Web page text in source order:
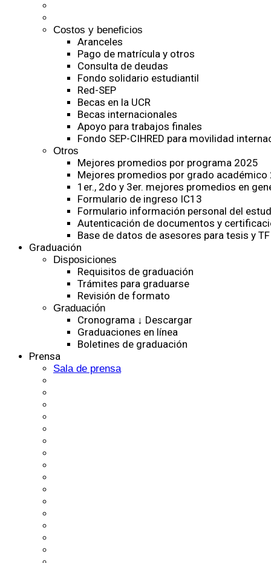
Costos y beneficios
Aranceles
Pago de matrícula y otros
Consulta de deudas
Fondo solidario estudiantil
Red-SEP
Becas en la UCR
Becas internacionales
Apoyo para trabajos finales
Fondo SEP-CIHRED para movilidad
Otros
Mejores promedios por programa 2025
Mejores promedios por grado académico
1er., 2do y 3er. mejores promedios en
Formulario de ingreso IC13
Formulario información personal del
Autenticación de documentos y
Base de datos de asesores para tesis y
Graduación
Disposiciones
Requisitos de graduación
Trámites para graduarse
Revisión de formato
Graduación
Cronograma ↓ Descargar
Graduaciones en línea
Boletines de graduación
Prensa
Sala de prensa